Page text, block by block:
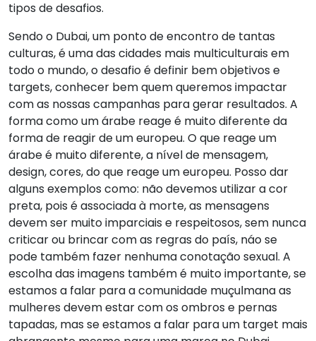
tipos de desafios.
Sendo o Dubai, um ponto de encontro de tantas
culturas, é uma das cidades mais multiculturais em
todo o mundo, o desafio é definir bem objetivos e
targets, conhecer bem quem queremos impactar
com as nossas campanhas para gerar resultados. A
forma como um árabe reage é muito diferente da
forma de reagir de um europeu. O que reage um
árabe é muito diferente, a nível de mensagem,
design, cores, do que reage um europeu. Posso dar
alguns exemplos como: não devemos utilizar a cor
preta, pois é associada à morte, as mensagens
devem ser muito imparciais e respeitosos, sem nunca
criticar ou brincar com as regras do país, náo se
pode também fazer nenhuma conotação sexual. A
escolha das imagens também é muito importante, se
estamos a falar para a comunidade muçulmana as
mulheres devem estar com os ombros e pernas
tapadas, mas se estamos a falar para um target mais